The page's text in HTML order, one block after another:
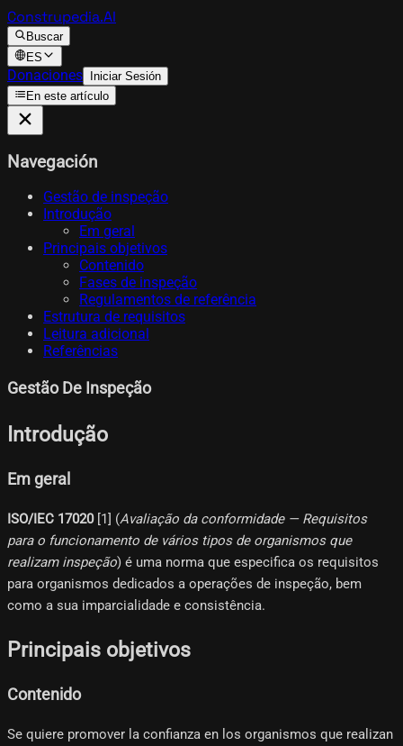
Construpedia.AI
Buscar
ES
Donaciones Iniciar Sesión
En este artículo
Navegación
Gestão de inspeção
Introdução
Em geral
Principais objetivos
Contenido
Fases de inspeção
Regulamentos de referência
Estrutura de requisitos
Leitura adicional
Referências
Gestão De Inspeção
Introdução
Em geral
ISO/IEC 17020[1]​ (Avaliação da conformidade — Requisitos
para o funcionamento de vários tipos de organismos que
realizam inspeção) é uma norma que especifica os requisitos
para organismos dedicados a operações de inspeção, bem
como a sua imparcialidade e consistência.
Principais objetivos
Contenido
Se quiere promover la confianza en los organismos que realizan